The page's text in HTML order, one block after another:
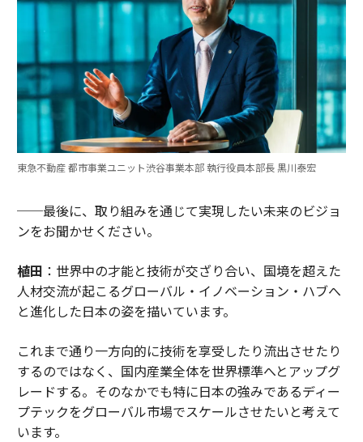
東急不動産 都市事業ユニット渋谷事業本部 執行役員本部長 黒川泰宏
──最後に、取り組みを通じて実現したい未来のビジョ
ンをお聞かせください。
植田 ：世界中の才能と技術が交ざり合い、国境を超えた
人材交流が起こるグローバル・イノベーション・ハブへ
と進化した日本の姿を描いています。
これまで通り一方向的に技術を享受したり流出させたり
するのではなく、国内産業全体を世界標準へとアップグ
レードする。そのなかでも特に日本の強みであるディー
プテックをグローバル市場でスケールさせたいと考えて
います。